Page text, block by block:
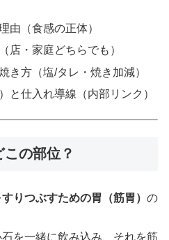
由（食感の正体）
店・家庭どちらでも）
き方（塩/タレ・焼き加減）
と仕入れ導線（内部リンク）
の部位？
すりつぶすための胃（筋胃） の
を一緒に飲み込み、それを筋